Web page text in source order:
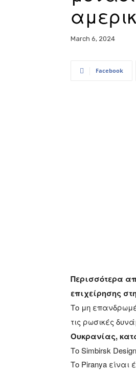
March 6, 2024
Facebook
Περισσότερα
επιχείρησης
Το μη
τις ρωσικές
Ουκρανίας,
Το Simbirsk
Το Piranya είναι